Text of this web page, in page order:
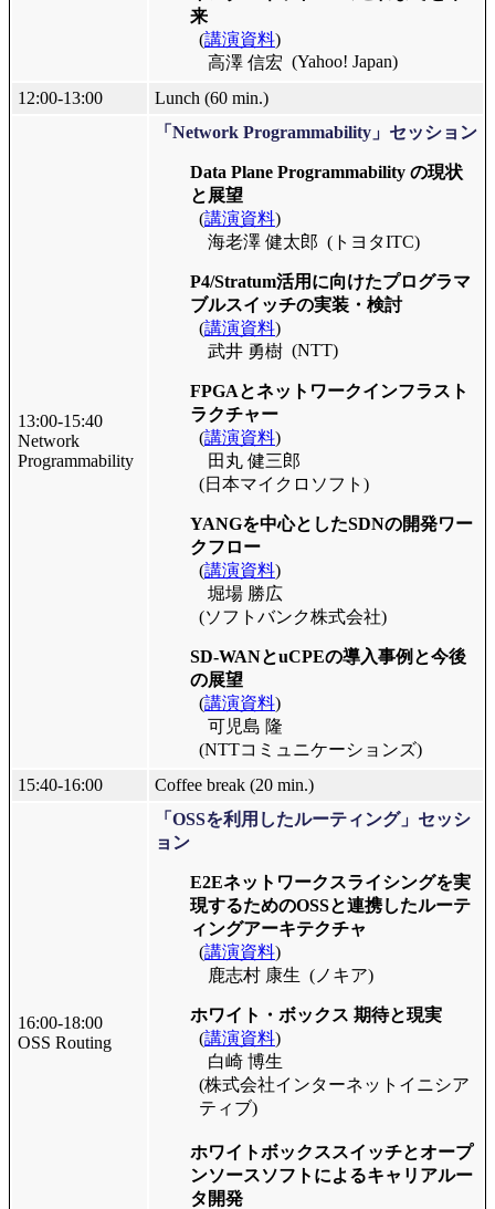
来
(講演資料)
高澤 信宏 (Yahoo! Japan)
12:00-13:00
Lunch (60 min.)
13:00-15:40
Network
Programmability
「Network Programmability」セッション
Data Plane Programmability の現状
と展望
(講演資料)
海老澤 健太郎 (トヨタITC)
P4/Stratum活用に向けたプログラマ
ブルスイッチの実装・検討
(講演資料)
武井 勇樹 (NTT)
FPGAとネットワークインフラスト
ラクチャー
(講演資料)
田丸 健三郎
(日本マイクロソフト)
YANGを中心としたSDNの開発ワー
クフロー
(講演資料)
堀場 勝広
(ソフトバンク株式会社)
SD-WANとuCPEの導入事例と今後
の展望
(講演資料)
可児島 隆
(NTTコミュニケーションズ)
15:40-16:00
Coffee break (20 min.)
16:00-18:00
OSS Routing
「OSSを利用したルーティング」セッシ
ョン
E2Eネットワークスライシングを実
現するためのOSSと連携したルーテ
ィングアーキテクチャ
(講演資料)
鹿志村 康生 (ノキア)
ホワイト・ボックス 期待と現実
(講演資料)
白崎 博生
(株式会社インターネットイニシア
ティブ)
ホワイトボックススイッチとオープ
ンソースソフトによるキャリアルー
タ開発